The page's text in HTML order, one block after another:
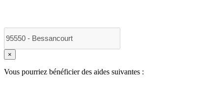
×
Vous pourriez bénéficier des aides suivantes :